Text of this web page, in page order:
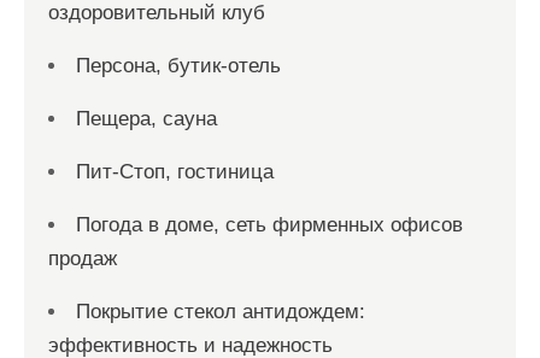
оздоровительный клуб
Персона, бутик-отель
Пещера, сауна
Пит-Стоп, гостиница
Погода в доме, сеть фирменных офисов
продаж
Покрытие стекол антидождем:
эффективность и надежность